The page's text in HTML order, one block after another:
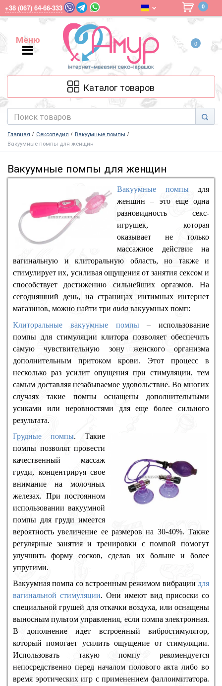
+38 (067) 64-66-333 0
Меню
Меню
0
Каталог товаров
Главная Сексопедия
Вакуумные помпы
Вакуумные помпы для женщин
Вакуумные помпы для женщин
Вакуумные помпыдля
женщин – это еще одна
разновидность секс-
игрушек, которая
оказывает не только
массажное действие на
вагинальную и клиторальную область, но также и
стимулирует их, усиливая ощущения от занятия сексом и
способствует достижению сильнейших оргазмов. На
сегодняшний день, на страницах интимных интернет
магазинов, можно найти три вида вакуумных помп:
Клиторальные вакуумные помпы– использование
помпы для стимуляции клитора позволяет обеспечить
самую чувствительную зону женского организма
дополнительным притоком крови. Этот процесс в
несколько раз усилит опущения при стимуляции, тем
самым доставляя незабываемое удовольствие. Во многих
случаях такие помпы оснащены дополнительными
усиками или неровностями для еще более сильного
результата.
Грудные помпы. Такие
помпы позволят провести
качественный массаж
груди, концентрируя свое
внимание на молочных
железах. При постоянном
использовании вакуумной
помпы для груди имеется
вероятность увеличение ее размеров на 30-40%. Также
регулярные занятия и тренировки с помпой помогут
улучшить форму сосков, сделав их больше и более
упругими.
Вакуумная помпа со встроенным режимом вибрации для
вагинальной стимуляции. Они имеют вид присоски со
специальной грушей для откачки воздуха, или оснащены
выносным пультом управления, если помпа электронная.
В дополнение идет встроенный вибростимулятор,
который помогает усилить ощущение от стимуляции.
Использовать такую помпу рекомендуется
непосредственно перед началом полового акта либо во
время эротических игр с применением фаллоимитатора.